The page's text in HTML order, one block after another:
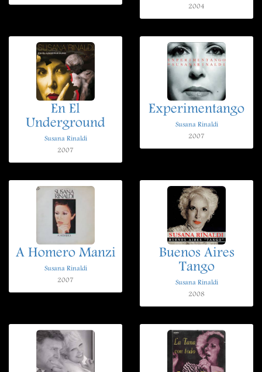
2004
En El
Underground
Susana Rinaldi
2007
Experimentango
Susana Rinaldi
2007
A Homero Manzi
Susana Rinaldi
2007
Buenos Aires
Tango
Susana Rinaldi
2008